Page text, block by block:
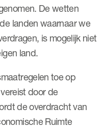
De wetten
landen waarnaar we
is mogelijk niet
land.
toe op
door de
de overdracht van
Ruimte